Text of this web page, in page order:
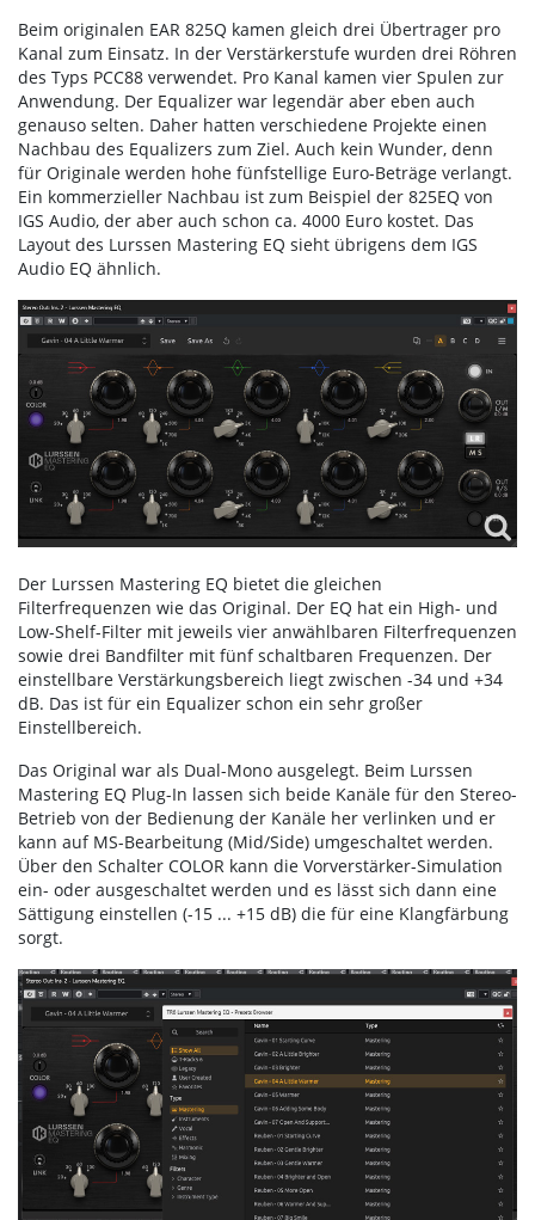
Beim originalen EAR 825Q kamen gleich drei Übertrager pro
Kanal zum Einsatz. In der Verstärkerstufe wurden drei Röhren
des Typs PCC88 verwendet. Pro Kanal kamen vier Spulen zur
Anwendung. Der Equalizer war legendär aber eben auch
genauso selten. Daher hatten verschiedene Projekte einen
Nachbau des Equalizers zum Ziel. Auch kein Wunder, denn
für Originale werden hohe fünfstellige Euro-Beträge verlangt.
Ein kommerzieller Nachbau ist zum Beispiel der 825EQ von
IGS Audio, der aber auch schon ca. 4000 Euro kostet. Das
Layout des Lurssen Mastering EQ sieht übrigens dem IGS
Audio EQ ähnlich.
Der Lurssen Mastering EQ bietet die gleichen
Filterfrequenzen wie das Original. Der EQ hat ein High- und
Low-Shelf-Filter mit jeweils vier anwählbaren Filterfrequenzen
sowie drei Bandfilter mit fünf schaltbaren Frequenzen. Der
einstellbare Verstärkungsbereich liegt zwischen -34 und +34
dB. Das ist für ein Equalizer schon ein sehr großer
Einstellbereich.
Das Original war als Dual-Mono ausgelegt. Beim Lurssen
Mastering EQ Plug-In lassen sich beide Kanäle für den Stereo-
Betrieb von der Bedienung der Kanäle her verlinken und er
kann auf MS-Bearbeitung (Mid/Side) umgeschaltet werden.
Über den Schalter COLOR kann die Vorverstärker-Simulation
ein- oder ausgeschaltet werden und es lässt sich dann eine
Sättigung einstellen (-15 ... +15 dB) die für eine Klangfärbung
sorgt.